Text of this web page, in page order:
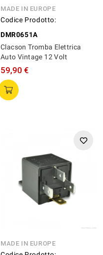
MADE IN EUROPE
Codice Prodotto:
DMR0651A
Clacson Tromba Elettrica
Auto Vintage 12 Volt
59,90 €
MADE IN EUROPE